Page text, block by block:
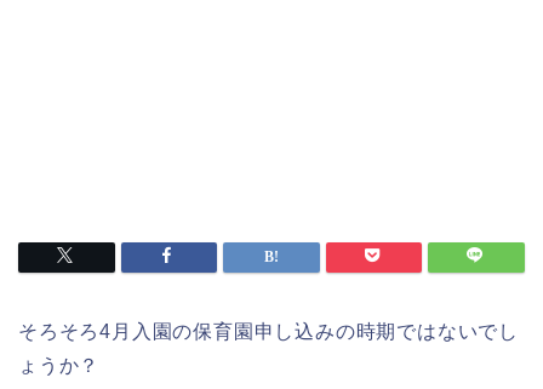
そろそろ4月入園の保育園申し込みの時期ではないでし
ょうか？